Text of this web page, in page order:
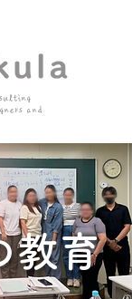
and
教育